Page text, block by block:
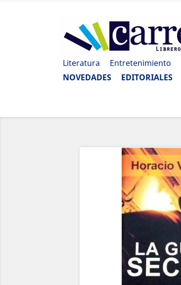
Literatura
Entretenimiento
NOVEDADES
EDITORIALES